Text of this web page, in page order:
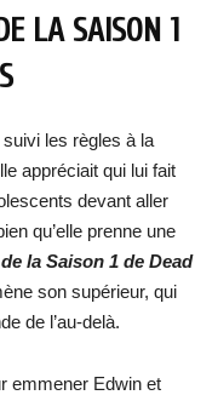
LA SAISON 1
suivi les règles à la
appréciait qui lui fait
devant aller
qu’elle prenne une
la Saison 1 de Dead
son supérieur, qui
de l’au-delà.
emmener Edwin et